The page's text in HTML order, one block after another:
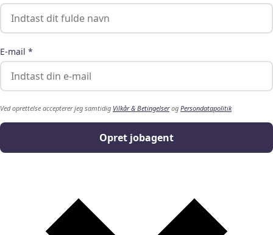
E-mail *
Ved oprettelse accepterer jeg samtidig Vilkår & Betingelserog Persondatapolitik
Opret jobagent